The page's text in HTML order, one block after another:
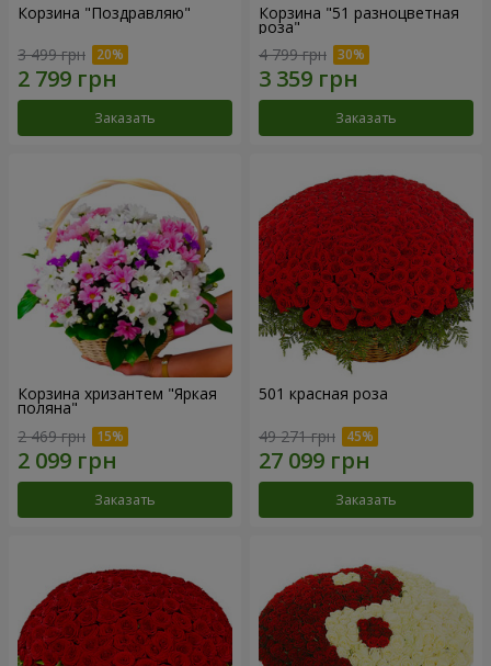
Корзина "Поздравляю"
3 499 грн
Заказать
Корзина "51 разноцветная
роза"
4 799 грн
Заказать
Корзина хризантем "Яркая
поляна"
2 469 грн
Заказать
501 красная роза
49 271 грн
Заказать